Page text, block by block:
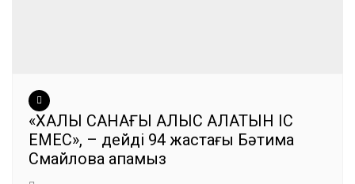
«ХАЛЫҚ САНАҒЫ ҚАЛЫС ҚАЛАТЫН ІС
ЕМЕС», – дейді 94 жастағы Бәтима
Смайлова апамыз